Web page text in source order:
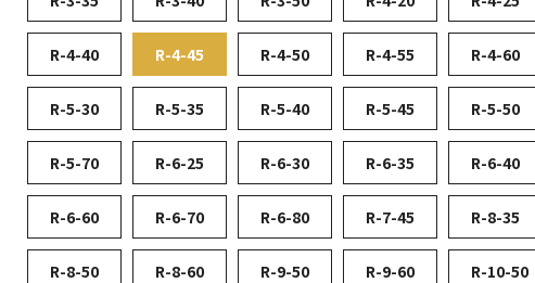
R-4-40 R-4-45 R-4-50 R-4-55 R-4-60
R-5-30 R-5-35 R-5-40 R-5-45 R-5-50
R-5-70 R-6-25 R-6-30 R-6-35 R-6-40
R-6-60 R-6-70 R-6-80 R-7-45 R-8-35
R-8-50 R-8-60 R-9-50 R-9-60 R-10-50